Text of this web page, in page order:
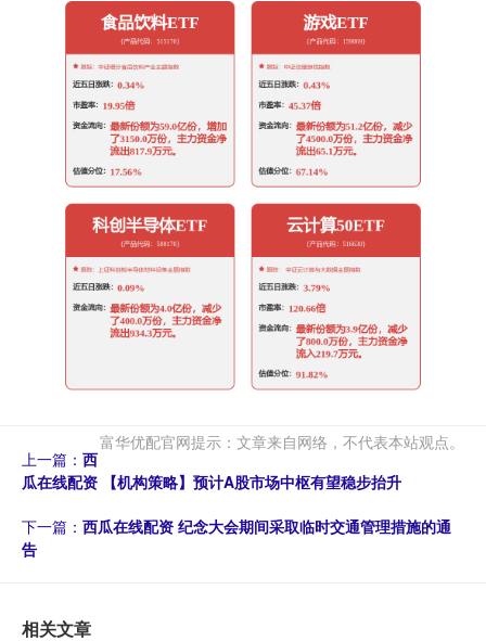
富华优配官网提示：文章来自网络，不代表本站观点。
上一篇： 西
瓜在线配资 【机构策略】预计A股市场中枢有望稳步抬升
下一篇： 西瓜在线配资 纪念大会期间采取临时交通管理措施的通
告
相关文章